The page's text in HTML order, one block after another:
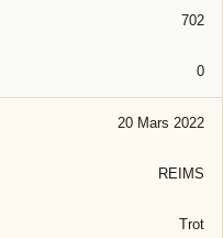
702
0
20 Mars 2022
REIMS
Trot